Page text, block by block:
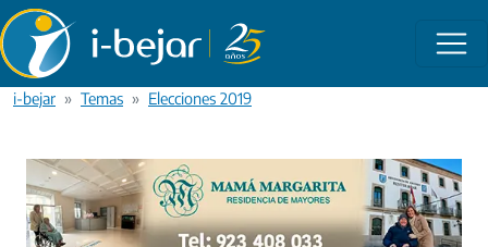
Pasar al contenido principal
i-bejar Temas Elecciones 2019